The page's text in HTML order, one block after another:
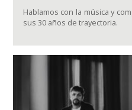
Hablamos con la música y
sus 30 años de trayectoria.